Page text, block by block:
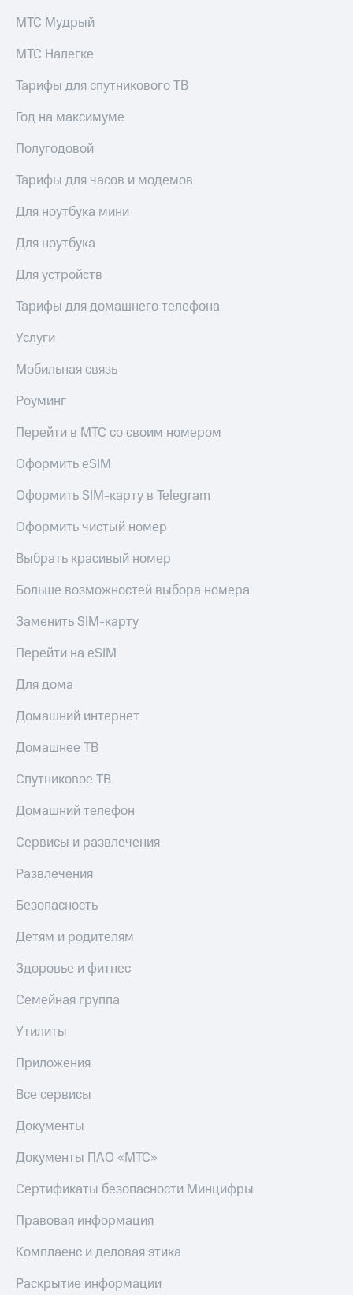
МТС Мудрый
МТС Налегке
Тарифы для спутникового ТВ
Год на максимуме
Полугодовой
Тарифы для часов и модемов
Для ноутбука мини
Для ноутбука
Для устройств
Тарифы для домашнего телефона
Услуги
Мобильная связь
Роуминг
Перейти в МТС со своим номером
Оформить eSIM
Оформить SIM-карту в Telegram
Оформить чистый номер
Выбрать красивый номер
Больше возможностей выбора номера
Заменить SIM-карту
Перейти на eSIM
Для дома
Домашний интернет
Домашнее ТВ
Спутниковое ТВ
Домашний телефон
Сервисы и развлечения
Развлечения
Безопасность
Детям и родителям
Здоровье и фитнес
Семейная группа
Утилиты
Приложения
Все сервисы
Документы
Документы ПАО «МТС»
Сертификаты безопасности Минцифры
Правовая информация
Комплаенс и деловая этика
Раскрытие информации